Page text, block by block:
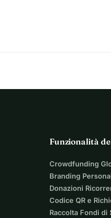
Funzionalità
Crowdfunding
Branding
Donazioni
Codice QR e
Raccolta Fondi di